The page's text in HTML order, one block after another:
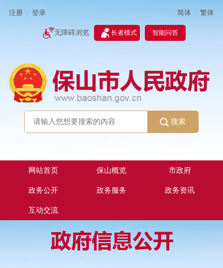
注册 登录 简体 | 繁体
无障碍浏览 长者模式 智能问答
搜索
网站首页 保山概览 市政府
政务公开 政务服务 政务资讯
互动交流